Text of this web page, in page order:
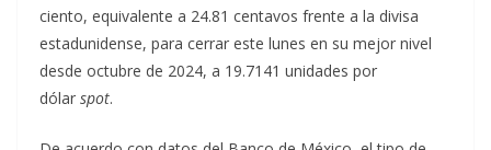
ciento, equivalente a 24.81 centavos frente a la divisa
estadunidense, para cerrar este lunes en su mejor nivel
desde octubre de 2024, a 19.7141 unidades por
dólar spot.